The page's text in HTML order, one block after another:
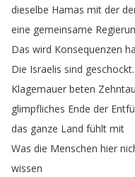
dieselbe Hamas mit der
eine gemeinsame
Das wird Konsequenzen
Die Israelis sind geschockt.
Klagemauer beten
glimpfliches Ende der
das ganze Land fühlt mit
Was die Menschen hier
wissen